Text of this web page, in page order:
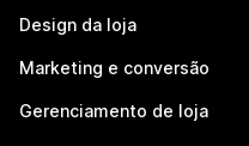
Design da loja
Marketing e conversão
Gerenciamento de loja